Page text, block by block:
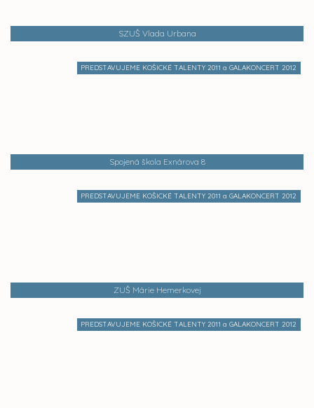
SZUŠ Vlada Urbana
PREDSTAVUJEME KOŠICKÉ TALENTY 2011 a GALAKONCERT 2012
Spojená škola Exnárova 8
PREDSTAVUJEME KOŠICKÉ TALENTY 2011 a GALAKONCERT 2012
ZUŠ Márie Hemerkovej
PREDSTAVUJEME KOŠICKÉ TALENTY 2011 a GALAKONCERT 2012